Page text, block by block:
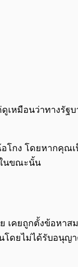
หมือนว่าทางรัฐ
โกง โดยหากคุ
ในขณะนั้น
ย เคยถูกตั้งข้อหา
โดยไม่ได้รับอนุญ